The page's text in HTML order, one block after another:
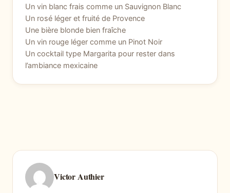
Un vin blanc frais comme un Sauvignon Blanc
Un rosé léger et fruité de Provence
Une bière blonde bien fraîche
Un vin rouge léger comme un Pinot Noir
Un cocktail type Margarita pour rester dans
l’ambiance mexicaine
Victor Authier